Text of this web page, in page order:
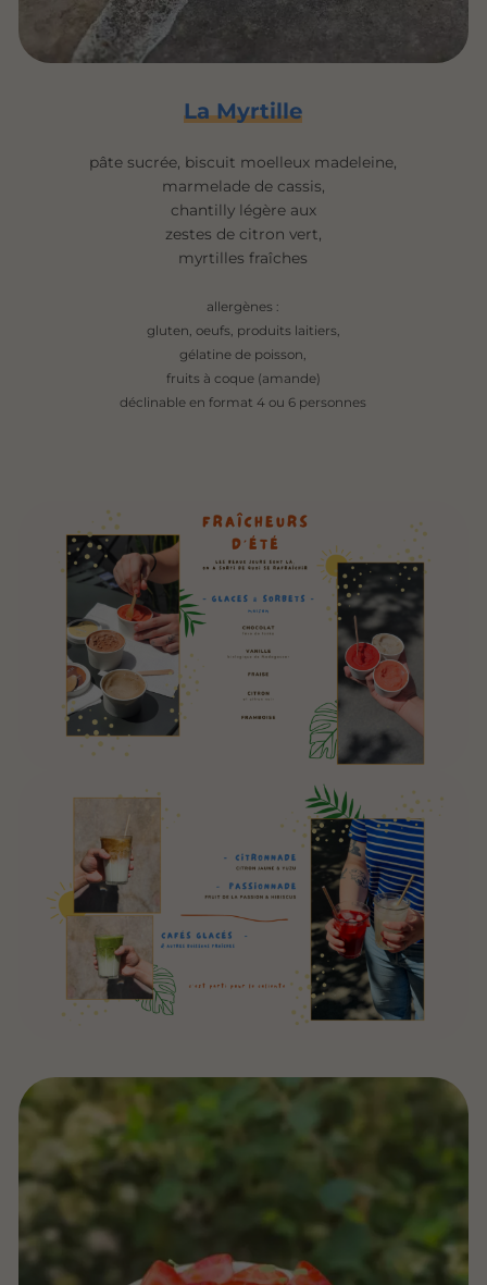
La Myrtille
pâte sucrée, biscuit moelleux madeleine,
marmelade de cassis,
chantilly légère aux
zestes de citron vert,
myrtilles fraîches
allergènes :
gluten, oeufs, produits laitiers,
gélatine de poisson,
fruits à coque (amande)
déclinable en format 4 ou 6 personnes